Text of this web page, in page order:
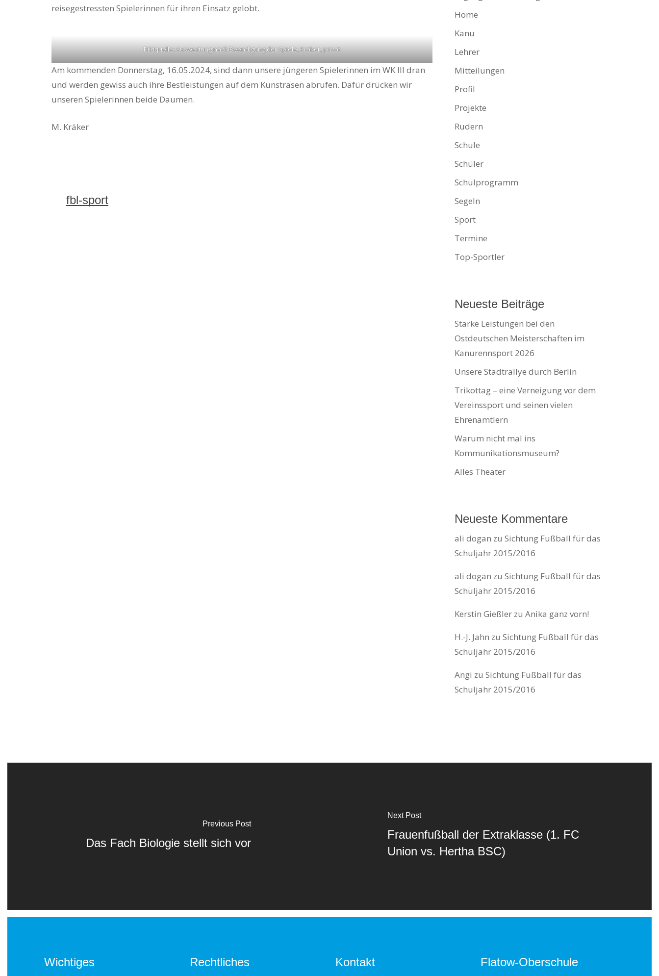
reisegestressten Spielerinnen für ihren Einsatz gelobt.
Bildquelle: Auswertung nach Beendigung der Spiele, Kräker, privat
Am kommenden Donnerstag, 16.05.2024, sind dann unsere jüngeren Spielerinnen im WK III dran
und werden gewiss auch ihre Bestleistungen auf dem Kunstrasen abrufen. Dafür drücken wir
unseren Spielerinnen beide Daumen.
M. Kräker
fbl-sport
Home
Kanu
Lehrer
Mitteilungen
Profil
Projekte
Rudern
Schule
Schüler
Schulprogramm
Segeln
Sport
Termine
Top-Sportler
Neueste Beiträge
Starke Leistungen bei den
Ostdeutschen Meisterschaften im
Kanurennsport 2026
Unsere Stadtrallye durch Berlin
Trikottag – eine Verneigung vor dem
Vereinssport und seinen vielen
Ehrenamtlern
Warum nicht mal ins
Kommunikationsmuseum?
Alles Theater
Neueste Kommentare
ali dogan zuSichtung Fußball für das
Schuljahr 2015/2016
ali dogan zuSichtung Fußball für das
Schuljahr 2015/2016
Kerstin Gießler zuAnika ganz vorn!
H.-J. Jahn zuSichtung Fußball für das
Schuljahr 2015/2016
Angi zuSichtung Fußball für das
Schuljahr 2015/2016
Previous Post
Das Fach Biologie stellt sich vor
Next Post
Frauenfußball der Extraklasse (1. FC
Union vs. Hertha BSC)
Wichtiges Rechtliches Kontakt Flatow-Oberschule